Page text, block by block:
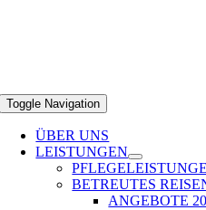
Toggle Navigation
ÜBER UNS
LEISTUNGEN
BETREUTES
ANGEBOTE